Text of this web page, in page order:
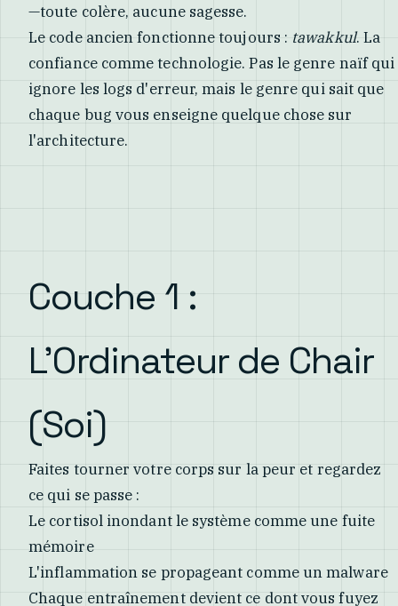
—toute colère, aucune sagesse.
Le code ancien fonctionne toujours : tawakkul. La
confiance comme technologie. Pas le genre naïf qui
ignore les logs d'erreur, mais le genre qui sait que
chaque bug vous enseigne quelque chose sur
l'architecture.
Couche 1 :
L'Ordinateur de Chair
(Soi)
Faites tourner votre corps sur la peur et regardez
ce qui se passe :
Le cortisol inondant le système comme une fuite
mémoire
L'inflammation se propageant comme un malware
Chaque entraînement devient ce dont vous fuyez